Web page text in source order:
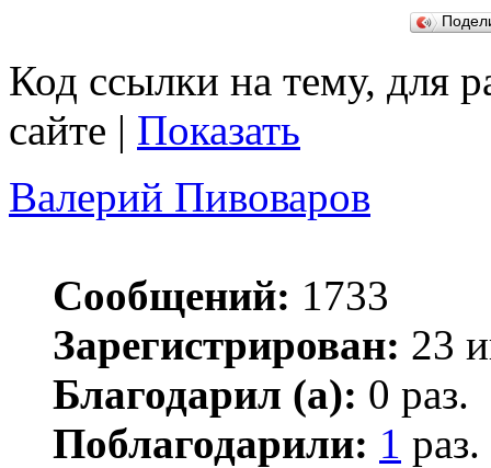
Код ссылки на тему, для
сайте | Показать
Валерий Пивоваров
Сообщений: 1733
Зарегистрирован: 23
Благодарил (а): 0 раз.
Поблагодарили: 1 раз.